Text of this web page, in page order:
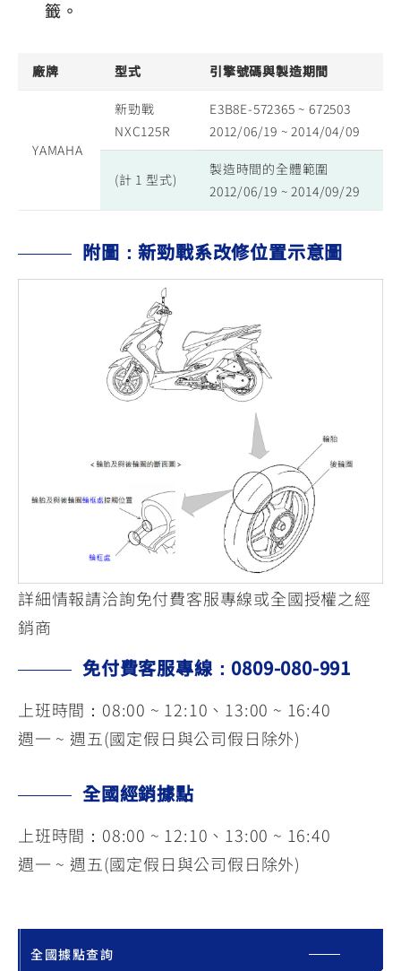
籤。
廠牌 型式 引擎號碼與製造期間
YAMAHA
新勁戰
NXC125R
E3B8E-572365 ~ 672503
2012/06/19 ~ 2014/04/09
(計 1 型式)
製造時間的全體範圍
2012/06/19 ~ 2014/09/29
附圖：新勁戰系改修位置示意圖
詳細情報請洽詢免付費客服專線或全國授權之經
銷商
免付費客服專線：0809-080-991
上班時間：08:00 ~ 12:10、13:00 ~ 16:40
週一 ~ 週五(國定假日與公司假日除外)
全國經銷據點
上班時間：08:00 ~ 12:10、13:00 ~ 16:40
週一 ~ 週五(國定假日與公司假日除外)
全國據點查詢